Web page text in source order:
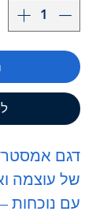
דגם
של עוצמה
עם נוכחות –